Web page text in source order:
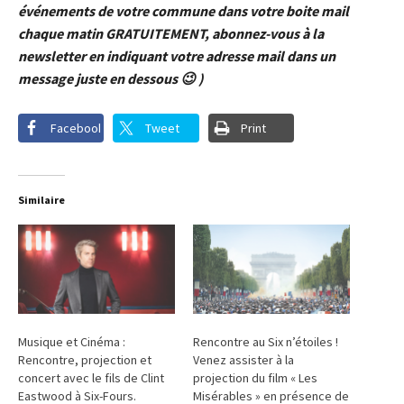
événements de votre commune dans votre boite mail
chaque matin GRATUITEMENT, abonnez-vous à la
newsletter en indiquant votre adresse mail dans un
message juste en dessous 😉 )
Facebook Tweet Print
Similaire
Musique et Cinéma :
Rencontre, projection et
concert avec le fils de Clint
Eastwood à Six-Fours.
Rencontre au Six n’étoiles !
Venez assister à la
projection du film « Les
Misérables » en présence de